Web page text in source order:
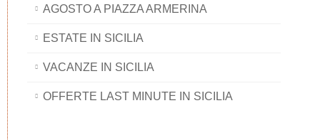
AGOSTO A PIAZZA ARMERINA
ESTATE IN SICILIA
VACANZE IN SICILIA
OFFERTE LAST MINUTE IN SICILIA